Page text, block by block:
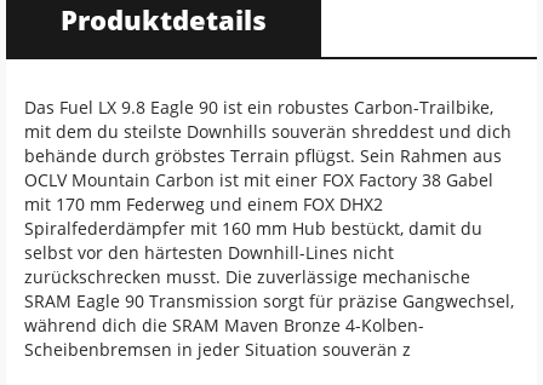
Produktdetails
Das Fuel LX 9.8 Eagle 90 ist ein robustes Carbon-Trailbike,
mit dem du steilste Downhills souverän shreddest und dich
behände durch gröbstes Terrain pflügst. Sein Rahmen aus
OCLV Mountain Carbon ist mit einer FOX Factory 38 Gabel
mit 170 mm Federweg und einem FOX DHX2
Spiralfederdämpfer mit 160 mm Hub bestückt, damit du
selbst vor den härtesten Downhill-Lines nicht
zurückschrecken musst. Die zuverlässige mechanische
SRAM Eagle 90 Transmission sorgt für präzise Gangwechsel,
während dich die SRAM Maven Bronze 4-Kolben-
Scheibenbremsen in jeder Situation souverän z